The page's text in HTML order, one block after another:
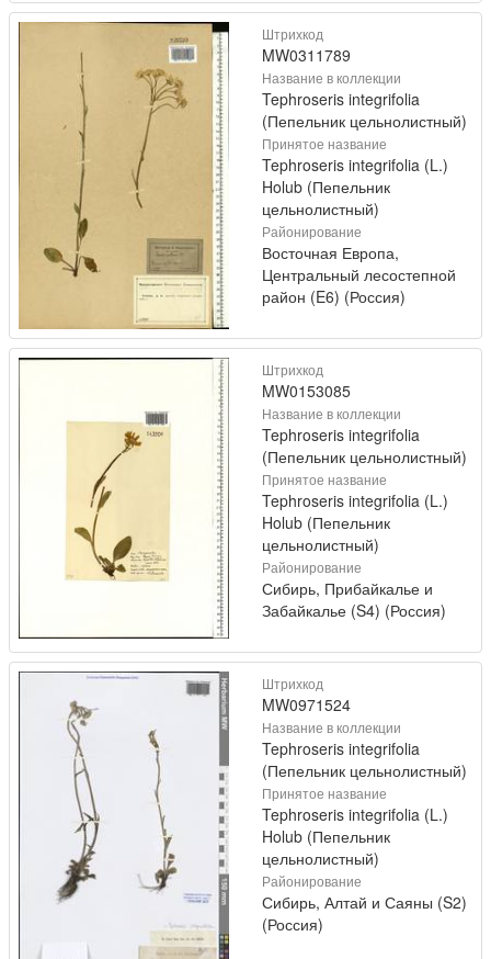
Штрихкод
MW0311789
Название в коллекции
Tephroseris integrifolia
(Пепельник цельнолистный)
Принятое название
Tephroseris integrifolia (L.)
Holub (Пепельник
цельнолистный)
Районирование
Восточная Европа,
Центральный лесостепной
район (E6) (Россия)
Штрихкод
MW0153085
Название в коллекции
Tephroseris integrifolia
(Пепельник цельнолистный)
Принятое название
Tephroseris integrifolia (L.)
Holub (Пепельник
цельнолистный)
Районирование
Сибирь, Прибайкалье и
Забайкалье (S4) (Россия)
Штрихкод
MW0971524
Название в коллекции
Tephroseris integrifolia
(Пепельник цельнолистный)
Принятое название
Tephroseris integrifolia (L.)
Holub (Пепельник
цельнолистный)
Районирование
Сибирь, Алтай и Саяны (S2)
(Россия)